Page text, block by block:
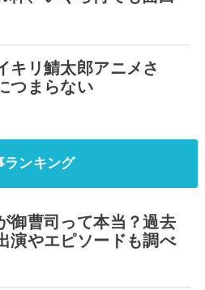
キリ鯖太郎アニメさ
つまらない
ランキング
御曹司って本当？過去
演やエピソードも調べ